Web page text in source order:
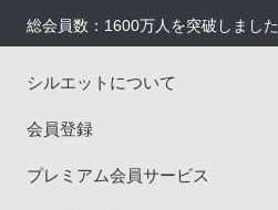
総会員数：1600万人を突破しました
シルエットについて
会員登録
プレミアム会員サービス